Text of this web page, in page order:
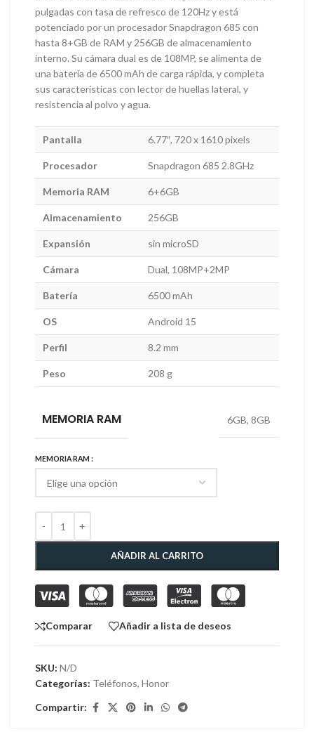
pulgadas con tasa de refresco de 120Hz y está
potenciado por un procesador Snapdragon 685 con
hasta 8+GB de RAM y 256GB de almacenamiento
interno. Su cámara dual es de 108MP, se alimenta de
una batería de 6500 mAh de carga rápida, y completa
sus características con lector de huellas lateral, y
resistencia al polvo y agua.
Pantalla 6.77″, 720 x 1610 pixels
Procesador Snapdragon 685 2.8GHz
Memoria RAM 6+6GB
Almacenamiento 256GB
Expansión sin microSD
Cámara Dual, 108MP+2MP
Batería 6500 mAh
OS Android 15
Perfil 8.2 mm
Peso 208 g
MEMORIA RAM 6GB, 8GB
MEMORIA RAM
AÑADIR AL CARRITO
Comparar Añadir a lista de deseos
SKU: N/D
Categorías: Teléfonos, Honor
Compartir: